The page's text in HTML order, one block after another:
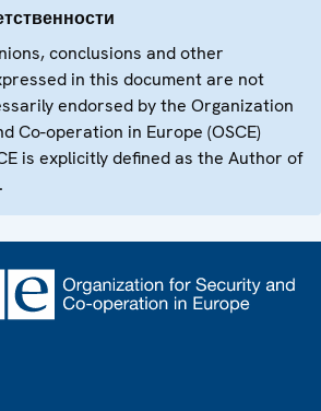
conclusions and other
in this document are not
endorsed by the Organization
Co-operation in Europe (OSCE)
is explicitly defined as the Author of